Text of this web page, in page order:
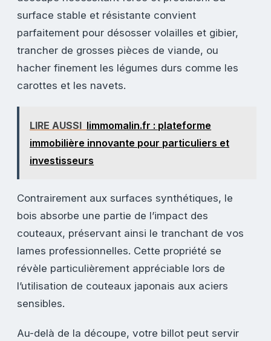
surface stable et résistante convient
parfaitement pour désosser volailles et gibier,
trancher de grosses pièces de viande, ou
hacher finement les légumes durs comme les
carottes et les navets.
LIRE AUSSI limmomalin.fr : plateforme
immobilière innovante pour particuliers et
investisseurs
Contrairement aux surfaces synthétiques, le
bois absorbe une partie de l’impact des
couteaux, préservant ainsi le tranchant de vos
lames professionnelles. Cette propriété se
révèle particulièrement appréciable lors de
l’utilisation de couteaux japonais aux aciers
sensibles.
Au-delà de la découpe, votre billot peut servir